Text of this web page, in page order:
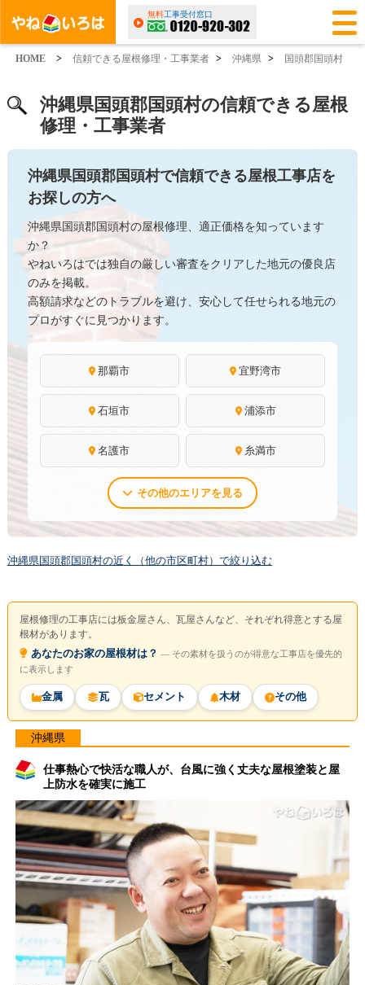
無料工事受付窓口
HOME > 信頼できる屋根修理・工事業者 > 沖縄県 > 国頭郡国頭村
沖縄県国頭郡国頭村の信頼できる屋根
修理・工事業者
沖縄県国頭郡国頭村で信頼できる屋根工事店を
お探しの方へ
沖縄県国頭郡国頭村の屋根修理、適正価格を知っています
か？
やねいろはでは独自の厳しい審査をクリアした地元の優良店
のみを掲載。
高額請求などのトラブルを避け、安心して任せられる地元の
プロがすぐに見つかります。
那覇市 宜野湾市
石垣市 浦添市
名護市 糸満市
その他のエリアを見る
沖縄県国頭郡国頭村の近く（他の市区町村）で絞り込む
屋根修理の工事店には板金屋さん、瓦屋さんなど、それぞれ得意とする屋
根材があります。
あなたのお家の屋根材は？ ― その素材を扱うのが得意な工事店を優先的
に表示します
金属 瓦 セメント 木材 その他
沖縄県
仕事熱心で快活な職人が、台風に強く丈夫な屋根塗装と屋
上防水を確実に施工